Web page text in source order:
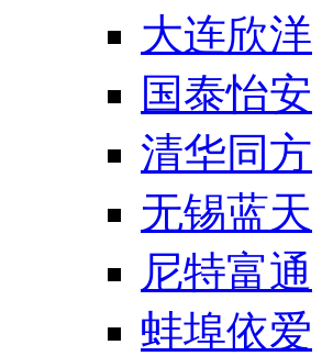
大连欣洋
国泰怡安
清华同方
无锡蓝天
尼特富通
蚌埠依爱